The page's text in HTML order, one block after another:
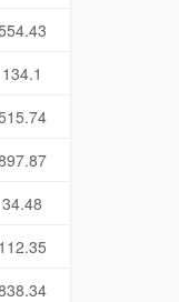
134.1
34.48
112.35